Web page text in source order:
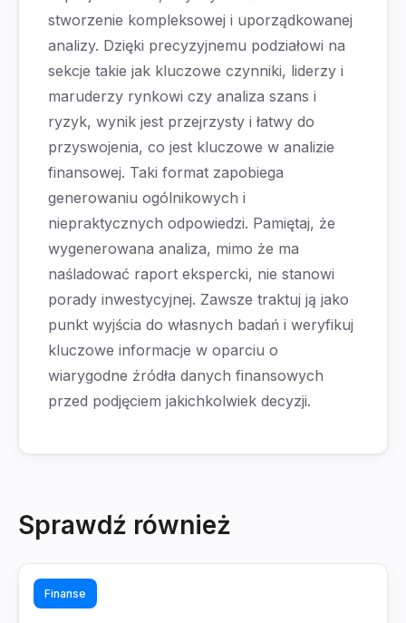
stworzenie kompleksowej i uporządkowanej
analizy. Dzięki precyzyjnemu podziałowi na
sekcje takie jak kluczowe czynniki, liderzy i
maruderzy rynkowi czy analiza szans i
ryzyk, wynik jest przejrzysty i łatwy do
przyswojenia, co jest kluczowe w analizie
finansowej. Taki format zapobiega
generowaniu ogólnikowych i
niepraktycznych odpowiedzi. Pamiętaj, że
wygenerowana analiza, mimo że ma
naśladować raport ekspercki, nie stanowi
porady inwestycyjnej. Zawsze traktuj ją jako
punkt wyjścia do własnych badań i weryfikuj
kluczowe informacje w oparciu o
wiarygodne źródła danych finansowych
przed podjęciem jakichkolwiek decyzji.
Sprawdź również
Finanse